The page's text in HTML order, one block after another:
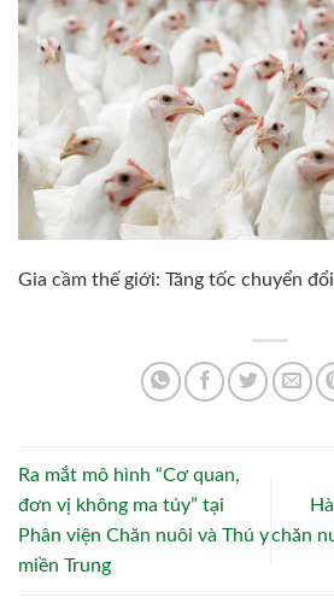
Gia cầm thế giới: Tăng tốc chuyển
Ra mắt mô hình “Cơ quan,
đơn vị không ma túy” tại
Phân viện Chăn nuôi và Thú y
miền Trung
chăn